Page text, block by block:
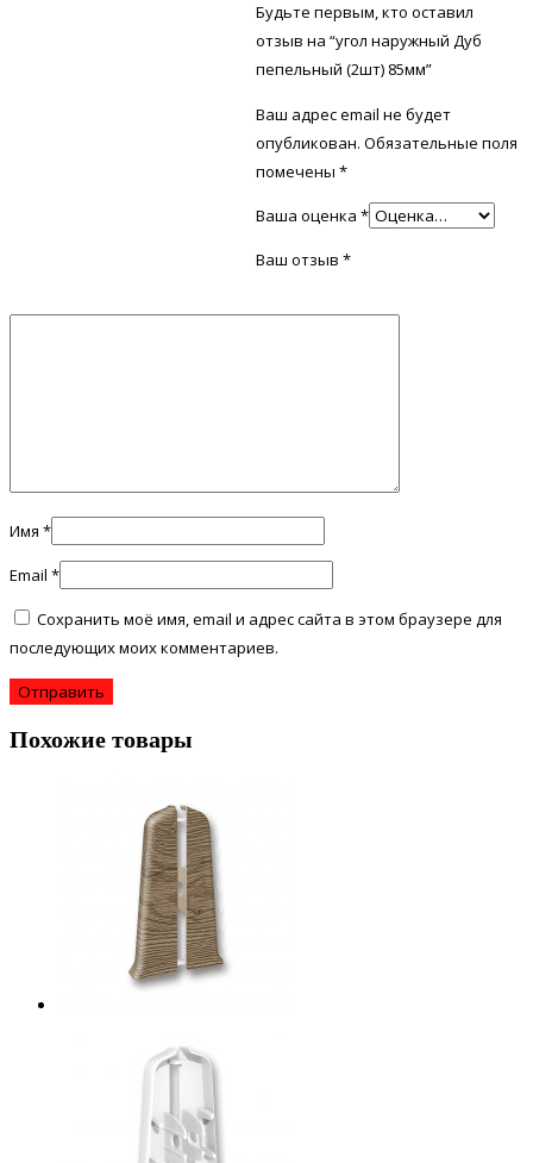
Будьте первым, кто оставил
отзыв на “угол наружный Дуб
пепельный (2шт) 85мм”
Ваш адрес email не будет
опубликован. Обязательные поля
помечены*
Ваша оценка*
Ваш отзыв*
Имя *
Email *
Сохранить моё имя, email и адрес сайта в этом браузере для
последующих моих комментариев.
Похожие товары